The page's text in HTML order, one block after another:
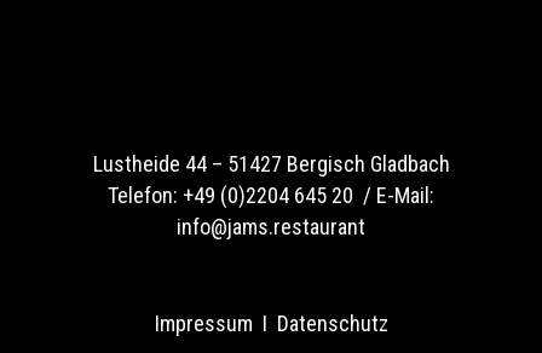
Lustheide 44 – 51427 Bergisch Gladbach
Telefon: +49 (0)2204 645 20 / E-Mail:
info@jams.restaurant
Impressum I Datenschutz